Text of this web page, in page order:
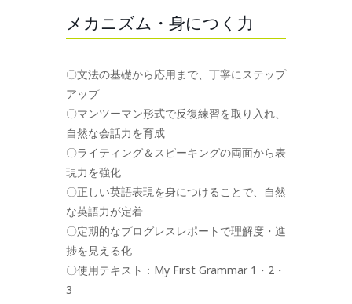
メカニズム・身につく力
〇文法の基礎から応用まで、丁寧にステップ
アップ
〇マンツーマン形式で反復練習を取り入れ、
自然な会話力を育成
〇ライティング＆スピーキングの両面から表
現力を強化
〇正しい英語表現を身につけることで、自然
な英語力が定着
〇定期的なプログレスレポートで理解度・進
捗を見える化
〇使用テキスト：My First Grammar 1・2・
3